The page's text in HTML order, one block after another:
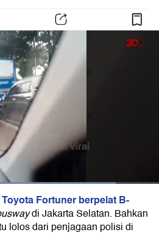
Toyota Fortuner berpelat B-
di Jakarta Selatan. Bahkan
lolos dari penjagaan polisi di